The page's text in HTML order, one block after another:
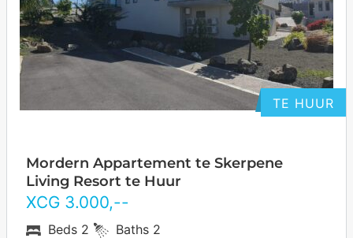
TE HUUR
Mordern Appartement te Skerpene
Living Resort te Huur
XCG 3.000,--
Beds 2 Baths 2